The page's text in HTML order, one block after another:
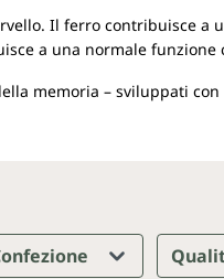
Il ferro contribuisce a
a una normale funzione
memoria – sviluppati con